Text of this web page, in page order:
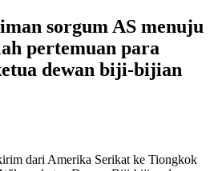
sorgum AS menuju
pertemuan para
dewan biji-bijian
dari Amerika Serikat ke Tiongkok